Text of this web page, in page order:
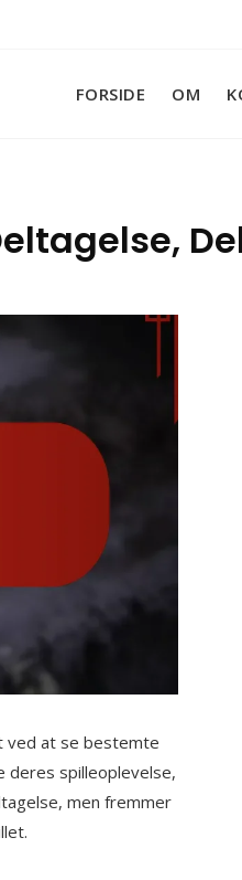
FORSIDE OM
ved at se bestemte
deres spilleoplevelse,
men fremmer